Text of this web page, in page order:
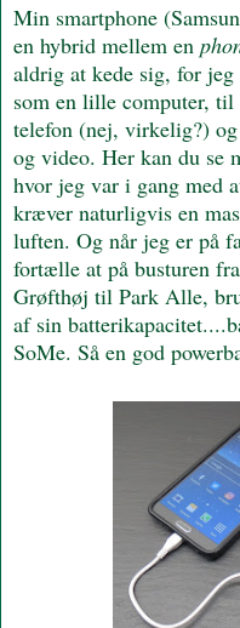
Min smartphone
en hybrid mellem en
aldrig at kede sig, for
som en lille computer, til
telefon (nej, virkelig?)
og video. Her kan du se
hvor jeg var i gang med
kræver naturligvis en
luften. Og når jeg er på
fortælle at på busturen
Grøfthøj til Park Alle,
af sin
SoMe. Så en god